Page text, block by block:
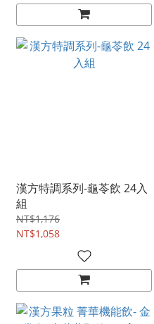
漢方特調系列-龜苓飲 24入
組
NT$1,176
NT$1,058